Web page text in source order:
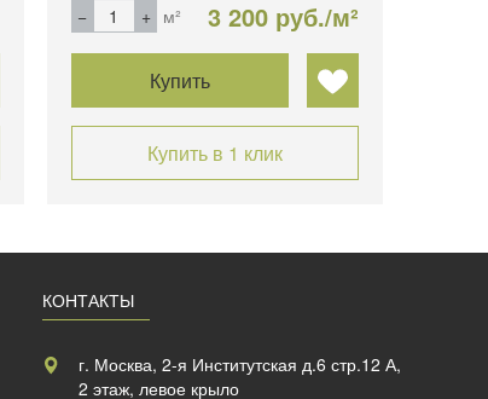
м²
3 200 руб./м²
Купить
Купить в 1 клик
КОНТАКТЫ
г. Москва, 2-я Институтская д.6 стр.12 А,
2 этаж, левое крыло